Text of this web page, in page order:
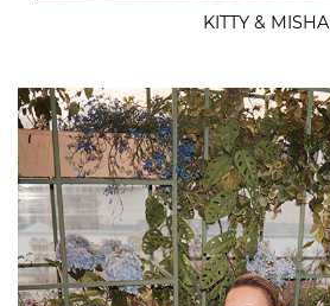
KITTY & MISHA